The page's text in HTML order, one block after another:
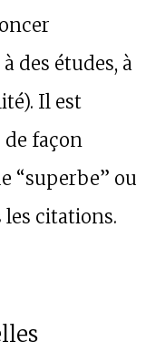
des études, à
Il est
façon
“superbe” ou
les citations.